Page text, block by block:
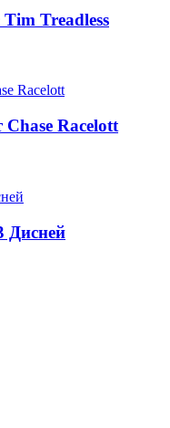
Treadless
Racelott
Дисней